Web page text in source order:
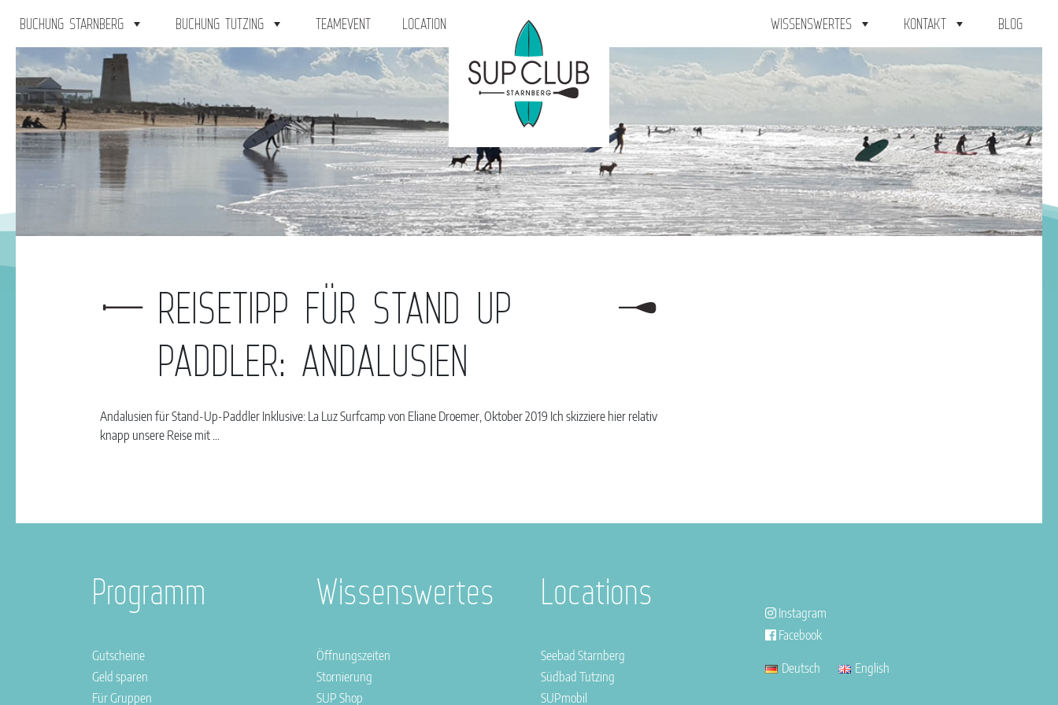
BUCHUNG STARNBERG BUCHUNG TUTZING TEAMEVENT LOCATION BLOG
KONTAKT
WISSENSWERTES
REISETIPP FÜR STAND UP
PADDLER: ANDALUSIEN
Andalusien für Stand-Up-Paddler Inklusive: La Luz Surfcamp von Eliane Droemer, Oktober 2019 Ich skizziere hier relativ
knapp unsere Reise mit …
Programm
Gutscheine
Geld sparen
Für Gruppen
Wissenswertes
Öffnungszeiten
Stornierung
SUP Shop
Locations
Seebad Starnberg
Südbad Tutzing
SUPmobil
Instagram
Facebook
Deutsch English